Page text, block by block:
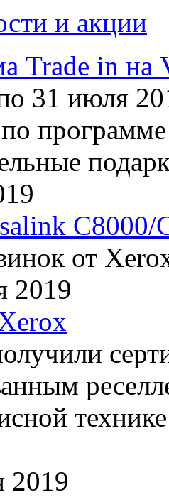
и акции
Trade in на
31 июля
C8000/
от
2019
2019